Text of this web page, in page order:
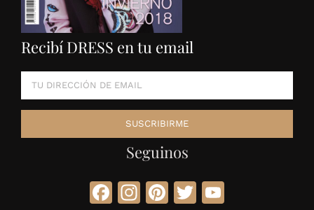
Recibí DRESS en tu email
Seguinos
Facebook
Instagram
Pinterest
Twitter